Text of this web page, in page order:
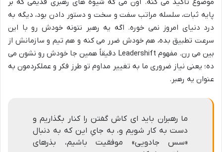
موضوع تأکید می کنه. اون می گه شیوه های رهبری قدیمی که بر
پایه ثبات، سلسله مراتب سفت و سخت و دستور دادن بود، دیگه به
درد دنیای امروز نمی خوره. اگه یه رهبر نتونه خودش رو با این
سرعت تطبیق بده، هم خودش ضرر می کنه و هم تیم و سازمانش از
بین می رن. مفهوم Leadershift دقیقاً همین جا خودش رو نشون می
ده؛ یعنی نیاز ضروری ما به تغییر مداوم تو طرز فکر و عملکردمون به
عنوان یه رهبر.
ما رهبران باید ای کاش گفتن را کنار بگذاریم و
دست به کار شویم و، به جایِ این که به دنبال
«سس جادویی» موفقیت باشیم، بذرهای